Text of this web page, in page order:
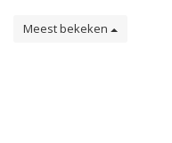
Meest bekeken